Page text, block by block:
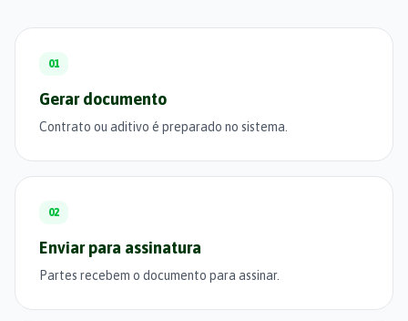
01
Gerar documento
Contrato ou aditivo é preparado no sistema.
02
Enviar para assinatura
Partes recebem o documento para assinar.